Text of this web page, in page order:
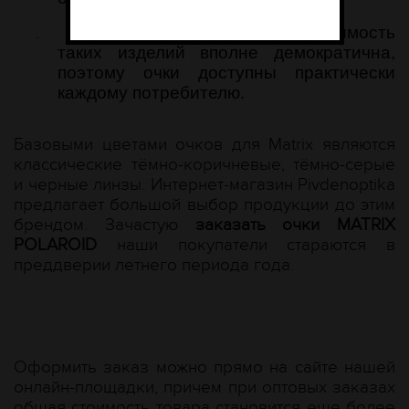
стоимость
таких изделий вполне демократична,
поэтому очки доступны практически
каждому потребителю.
Базовыми цветами очков для Matrix являются
классические тёмно-коричневые, тёмно-серые
и черные линзы. Интернет-магазин Рivdenoptika
предлагает большой выбор продукции до этим
брендом. Зачастую
заказать очки MATRIX
POLAROID
наши покупатели стараются в
преддверии летнего периода года.
Оформить заказ можно прямо на сайте нашей
онлайн-площадки, причем при оптовых заказах